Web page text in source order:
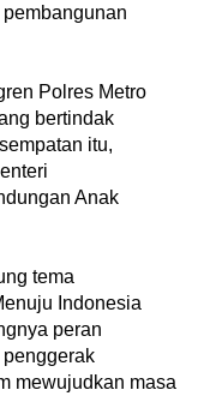
Polres Metro
bertindak
itu,
Anak
tema
Indonesia
peran
mewujudkan masa